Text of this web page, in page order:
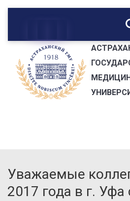
Уважаемые
2017 года в г. Уфа